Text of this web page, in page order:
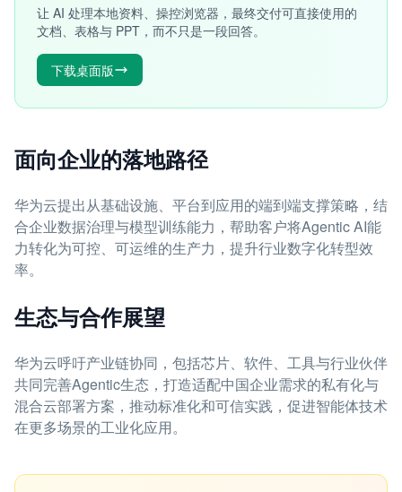
让 AI 处理本地资料、操控浏览器，最终交付可直接使用的
文档、表格与 PPT，而不只是一段回答。
下载桌面版
面向企业的落地路径
华为云提出从基础设施、平台到应用的端到端支撑策略，结
合企业数据治理与模型训练能力，帮助客户将Agentic AI能
力转化为可控、可运维的生产力，提升行业数字化转型效
率。
生态与合作展望
华为云呼吁产业链协同，包括芯片、软件、工具与行业伙伴
共同完善Agentic生态，打造适配中国企业需求的私有化与
混合云部署方案，推动标准化和可信实践，促进智能体技术
在更多场景的工业化应用。